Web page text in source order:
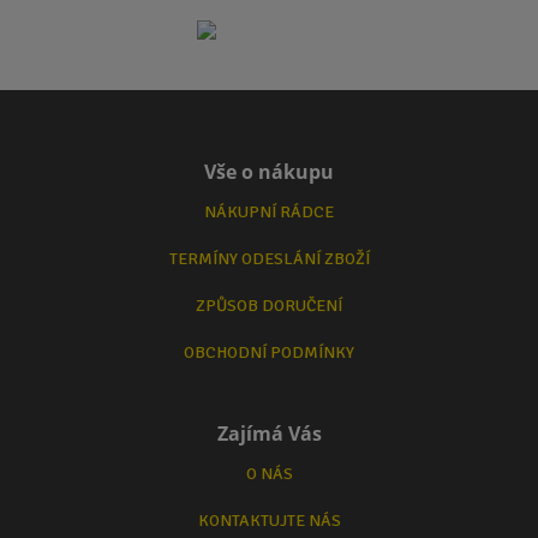
Vše o nákupu
NÁKUPNÍ RÁDCE
TERMÍNY ODESLÁNÍ ZBOŽÍ
ZPŮSOB DORUČENÍ
OBCHODNÍ PODMÍNKY
Zajímá Vás
O NÁS
KONTAKTUJTE NÁS